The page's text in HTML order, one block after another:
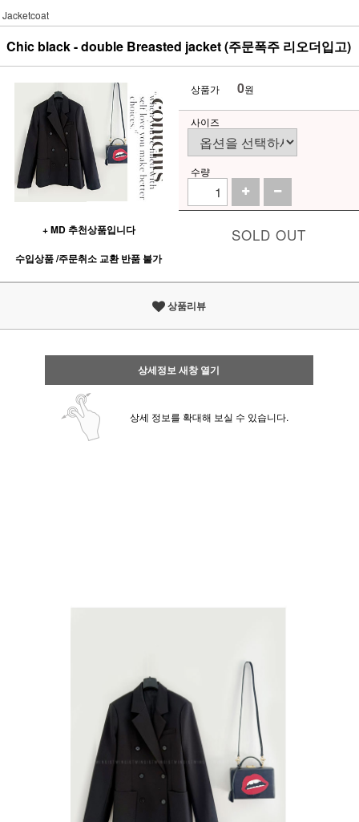
Jacketcoat
Chic black - double Breasted jacket (주문폭주 리오더입고)
+ MD 추천상품입니다
수입상품 /주문취소 교환 반품 불가
상품가 0원
사이즈
수량
SOLD OUT
상품리뷰
상세정보 새창 열기
상세 정보를 확대해 보실 수 있습니다.